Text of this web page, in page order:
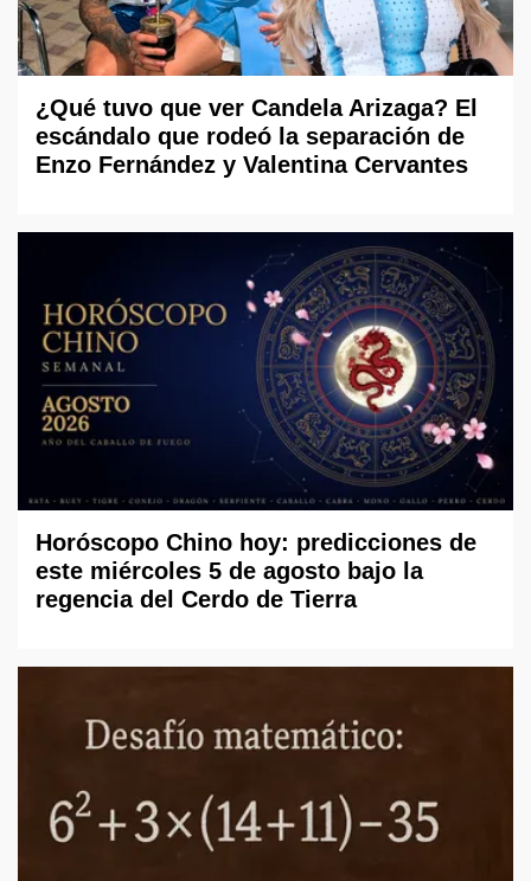
¿Qué tuvo que ver Candela Arizaga? El
escándalo que rodeó la separación de
Enzo Fernández y Valentina Cervantes
Horóscopo Chino hoy: predicciones de
este miércoles 5 de agosto bajo la
regencia del Cerdo de Tierra